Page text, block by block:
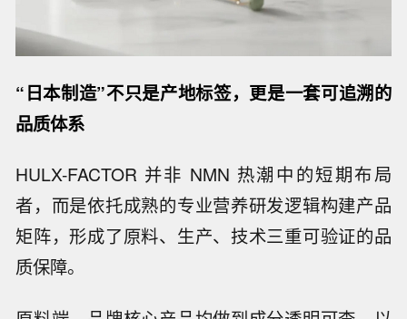
“日本制造”不只是产地标签，更是一套可追溯的
品质体系
HULX-FACTOR 并非 NMN 热潮中的短期布局
者，而是依托成熟的专业营养研发逻辑构建产品
矩阵，形成了原料、生产、技术三重可验证的品
质保障。